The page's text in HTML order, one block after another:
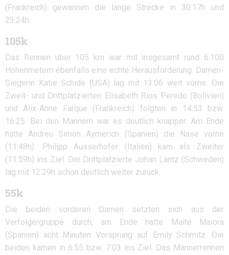
(Frankreich) gewannen die lange Strecke in 30:17h und
23:24h.
105k
Das Rennen über 105 km war mit insgesamt rund 6.100
Höhenmetern ebenfalls eine echte Herausforderung. Damen-
Siegerin Katie Schide (USA) lag mit 13:06 weit vorne. Die
Zweit- und Drittplatzierten Elisabeth Rios Peredo (Bolivien)
und Alix-Anne Farque (Frankreich) folgten in 14:53 bzw.
16:25. Bei den Männern war es deutlich knapper. Am Ende
hatte Andreu Simon Aymerich (Spanien) die Nase vorne
(11:48h). Philipp Ausserhofer (Italien) kam als Zweiter
(11:59h) ins Ziel. Der Drittplatzierte Johan Lantz (Schweden)
lag mit 12:29h schon deutlich weiter zurück.
55k
Die beiden vorderen Damen setzten sich aus der
Verfolgergruppe durch, am Ende hatte Maite Maiora
(Spanien) acht Minuten Vorsprung auf Emily Schmitz. Die
beiden kamen in 6:55 bzw. 7:03 ins Ziel. Das Männerrennen